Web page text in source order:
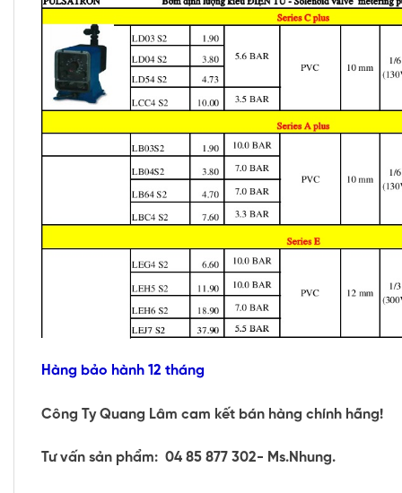
Hàng bảo hành 12 tháng
Công Ty Quang Lâm cam kết bán hàng chính hãng!
Tư vấn sản phẩm: 04 85 877 302- Ms.Nhung.